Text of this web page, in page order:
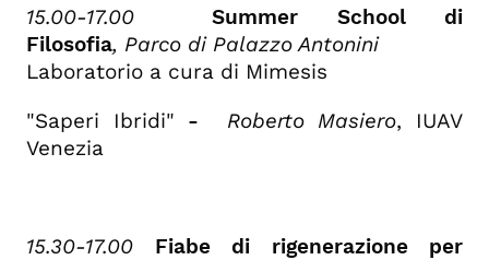
15.00-17.00
Summer School di
Filosofia, Parco di Palazzo Antonini
Laboratorio a cura di Mimesis
"Saperi Ibridi" - Roberto Masiero, IUAV
Venezia
15.30-17.00 Fiabe di rigenerazione per